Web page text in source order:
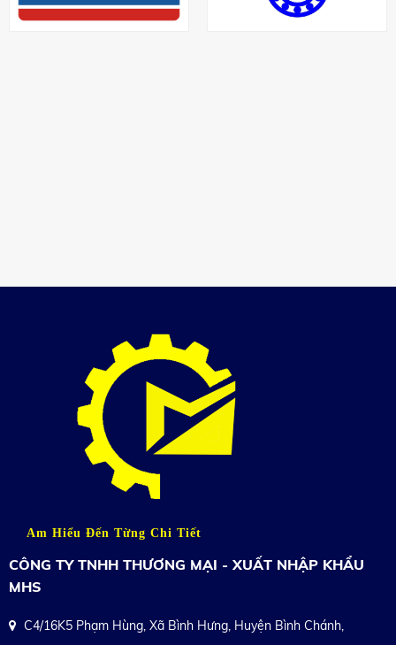
Am Hiểu Đến Từng Chi Tiết
CÔNG TY TNHH THƯƠNG MẠI - XUẤT NHẬP KHẨU
MHS
C4/16K5 Phạm Hùng, Xã Bình Hưng, Huyện Bình Chánh,